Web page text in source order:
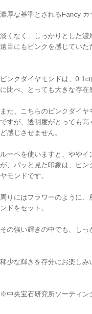
濃厚な基準とされるFancy カ
淡くなく、しっかりとした濃
遠目にもピンクを感じていた
ピンクダイヤモンドは、
に比べ、とっても大きな存在
また、こちらのピンクダイ
ですが、透明度がとっても
ど感じさせません。
ルーペを使いますと、やや
が、パッと見た印象は、ピ
ヤモンドです。
周りにはフラワーのように
ンドをセット。
その強い輝きの中でも、しっ
稀少な輝きを存分にお楽しみ
※中央宝石研究所ソーティン